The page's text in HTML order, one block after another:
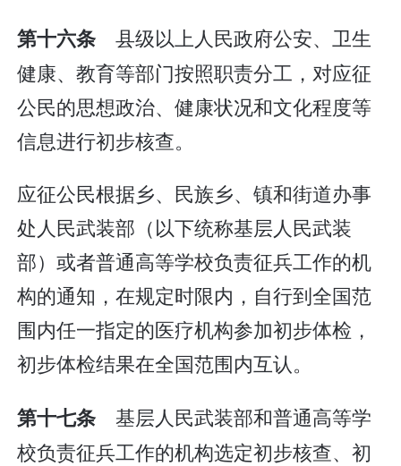
第十六条 县级以上人民政府公安、卫生
健康、教育等部门按照职责分工，对应征
公民的思想政治、健康状况和文化程度等
信息进行初步核查。
应征公民根据乡、民族乡、镇和街道办事
处人民武装部（以下统称基层人民武装
部）或者普通高等学校负责征兵工作的机
构的通知，在规定时限内，自行到全国范
围内任一指定的医疗机构参加初步体检，
初步体检结果在全国范围内互认。
第十七条 基层人民武装部和普通高等学
校负责征兵工作的机构选定初步核查、初